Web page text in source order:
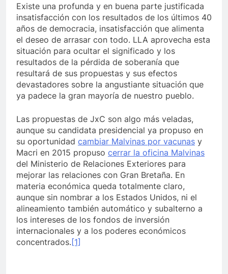
Existe una profunda y en buena parte justificada
insatisfacción con los resultados de los últimos 40
años de democracia, insatisfacción que alimenta
el deseo de arrasar con todo. LLA aprovecha esta
situación para ocultar el significado y los
resultados de la pérdida de soberanía que
resultará de sus propuestas y sus efectos
devastadores sobre la angustiante situación que
ya padece la gran mayoría de nuestro pueblo.
Las propuestas de JxC son algo más veladas,
aunque su candidata presidencial ya propuso en
su oportunidad cambiar Malvinas por vacunas y
Macri en 2015 propuso cerrar la oficina Malvinas
del Ministerio de Relaciones Exteriores para
mejorar las relaciones con Gran Bretaña. En
materia económica queda totalmente claro,
aunque sin nombrar a los Estados Unidos, ni el
alineamiento también automático y subalterno a
los intereses de los fondos de inversión
internacionales y a los poderes económicos
concentrados.[1]